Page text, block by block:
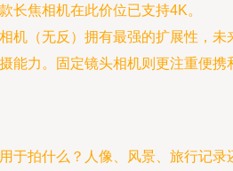
长焦相机在此价位已支持4K。
相机（无反）拥有最强的扩展性，未
能力。固定镜头相机则更注重便携
于拍什么？人像、风景、旅行记录